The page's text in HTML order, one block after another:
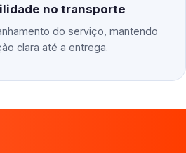
no transporte
do serviço, mantendo
clara até a entrega.